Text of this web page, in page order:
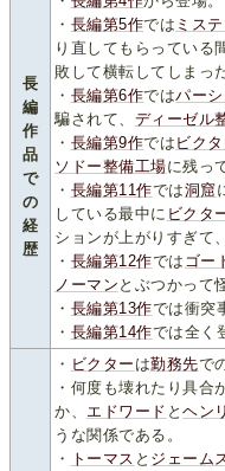
長
編
作
品
で
の
経
歴
・ 長編第5作では ミス
り直してもらっている
敗して横転してしまっ
・ 長編第6作ではパー
騙されて、 ディーゼル
・ 長編第9作では ビク
ソドー整備工場に残っ
・ 長編第11作では洞窟
している最中に ビクタ
ションが上がりすぎて
・ 長編第12作では ゴー
ノーマン とぶつかって
・ 長編第13作では衝突
・ 長編第14作では全く
・ ビクター は勤務先で
・何度も壊れたり具合
か、 エドワード とヘン
うな関係である。
・
トーマス と ジェーム